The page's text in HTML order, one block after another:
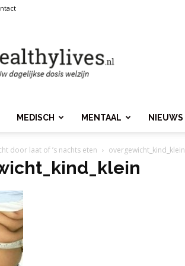
MEDISCH MENTAAL NIEUWS
door laat of ’s nachts eten overgewicht_kind_klein